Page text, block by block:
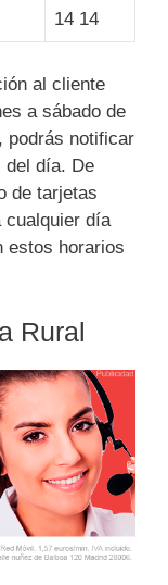
14 14
al cliente
a sábado de
podrás notificar
del día. De
de tarjetas
cualquier día
estos horarios
Rural